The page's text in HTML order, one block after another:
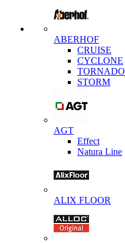
ABERHOF
CRUISE
CYCLONE
TORNADO
STORM
AGT
Effect
Natura Line
ALIX FLOOR